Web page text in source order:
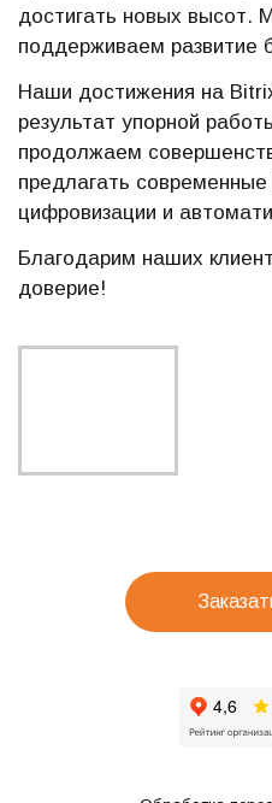
достигать новых высот.
поддерживаем развитие
Наши достижения на
результат упорной
продолжаем
предлагать
цифровизации и
Благодарим наших
доверие!